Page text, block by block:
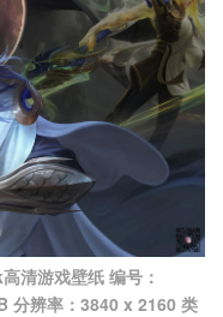
清游戏壁纸 编号：
分辨率：3840 x 2160 类